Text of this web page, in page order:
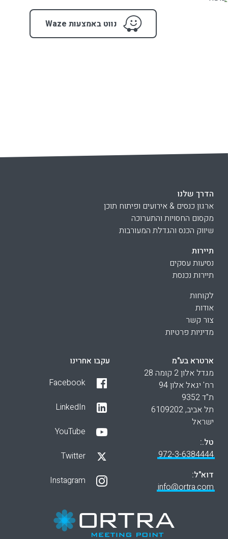
נווט באמצעות Waze
הדרך שלנו
ארגון כנסים & אירועים ופיתוח תוכן
מקסום החסויות והתערוכה
שיווק הכנס והגדלת המעורבות
תיירות
נסיעות עסקים
תיירות נכנסת
לקוחות
אודות
צור קשר
מדיניות פרטיות
ארטרא בע"מ
מגדל אלון 2 קומה 28
רח' יגאל אלון 94
ת"ד 9352
תל אביב, 6109202
ישראל
טל.:
972-3-6384444
דוא"ל:
info@ortra.com
עקבו אחרינו
Facebook
LinkedIn
YouTube
Twitter
Instagram